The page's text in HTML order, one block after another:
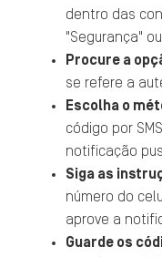
dentro das
"Segurança"
Procure a
se refere a
Escolha o
código por
notificação
Siga as
número do
aprove a
Guarde os